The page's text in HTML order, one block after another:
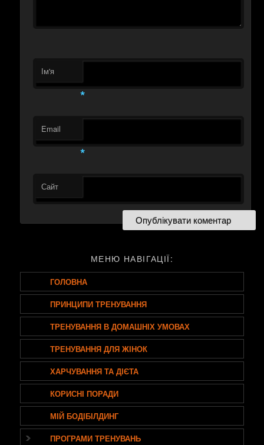
Ім'я
*
Email
*
Сайт
МЕНЮ НАВІГАЦІЇ:
ГОЛОВНА
ПРИНЦИПИ ТРЕНУВАННЯ
ТРЕНУВАННЯ В ДОМАШНІХ УМОВАХ
ТРЕНУВАННЯ ДЛЯ ЖІНОК
ХАРЧУВАННЯ ТА ДІЄТА
КОРИСНІ ПОРАДИ
МІЙ БОДІБІЛДИНГ
ПРОГРАМИ ТРЕНУВАНЬ